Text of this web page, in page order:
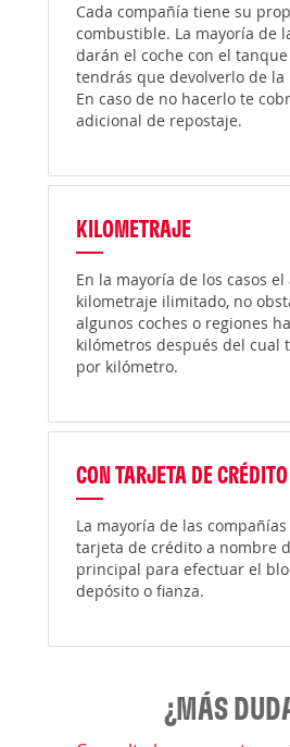
Cada compañía tiene su
combustible. La mayoría de
darán el coche con el
tendrás que devolverlo de la
En caso de no hacerlo te
adicional de repostaje.
KILOMETRAJE
En la mayoría de los casos
kilometraje ilimitado, no
algunos coches o regiones
kilómetros después del cual
por kilómetro.
CON TARJETA DE CRÉDITO
La mayoría de las
tarjeta de crédito a nombre
principal para efectuar el
depósito o fianza.
¿MÁS